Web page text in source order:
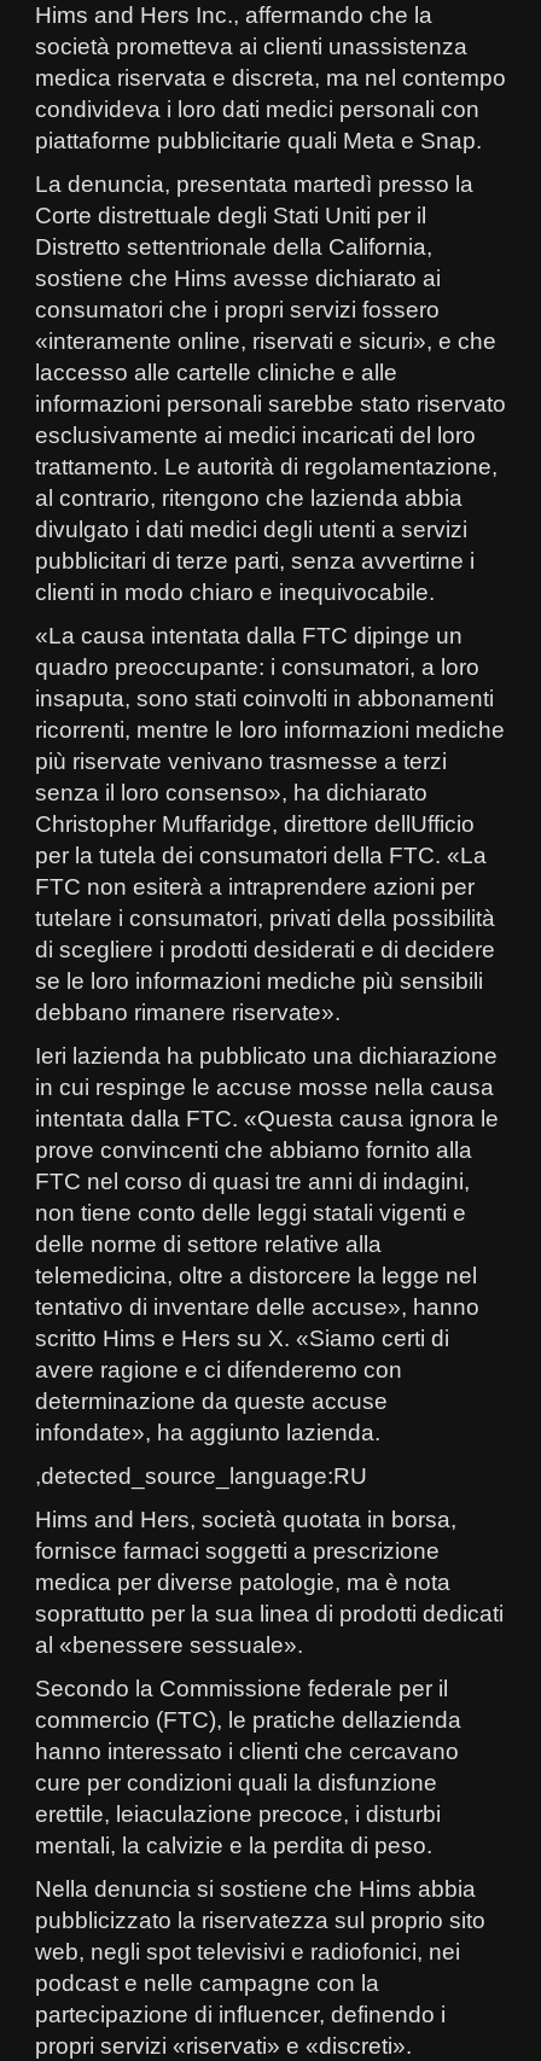
Hims and Hers Inc., affermando che la
società prometteva ai clienti unassistenza
medica riservata e discreta, ma nel contempo
condivideva i loro dati medici personali con
piattaforme pubblicitarie quali Meta e Snap.
La denuncia, presentata martedì presso la
Corte distrettuale degli Stati Uniti per il
Distretto settentrionale della California,
sostiene che Hims avesse dichiarato ai
consumatori che i propri servizi fossero
«interamente online, riservati e sicuri», e che
laccesso alle cartelle cliniche e alle
informazioni personali sarebbe stato riservato
esclusivamente ai medici incaricati del loro
trattamento. Le autorità di regolamentazione,
al contrario, ritengono che lazienda abbia
divulgato i dati medici degli utenti a servizi
pubblicitari di terze parti, senza avvertirne i
clienti in modo chiaro e inequivocabile.
«La causa intentata dalla FTC dipinge un
quadro preoccupante: i consumatori, a loro
insaputa, sono stati coinvolti in abbonamenti
ricorrenti, mentre le loro informazioni mediche
più riservate venivano trasmesse a terzi
senza il loro consenso», ha dichiarato
Christopher Muffaridge, direttore dellUfficio
per la tutela dei consumatori della FTC. «La
FTC non esiterà a intraprendere azioni per
tutelare i consumatori, privati della possibilità
di scegliere i prodotti desiderati e di decidere
se le loro informazioni mediche più sensibili
debbano rimanere riservate».
Ieri lazienda ha pubblicato una dichiarazione
in cui respinge le accuse mosse nella causa
intentata dalla FTC. «Questa causa ignora le
prove convincenti che abbiamo fornito alla
FTC nel corso di quasi tre anni di indagini,
non tiene conto delle leggi statali vigenti e
delle norme di settore relative alla
telemedicina, oltre a distorcere la legge nel
tentativo di inventare delle accuse», hanno
scritto Hims e Hers su X. «Siamo certi di
avere ragione e ci difenderemo con
determinazione da queste accuse
infondate», ha aggiunto lazienda.
,detected_source_language:RU
Hims and Hers, società quotata in borsa,
fornisce farmaci soggetti a prescrizione
medica per diverse patologie, ma è nota
soprattutto per la sua linea di prodotti dedicati
al «benessere sessuale».
Secondo la Commissione federale per il
commercio (FTC), le pratiche dellazienda
hanno interessato i clienti che cercavano
cure per condizioni quali la disfunzione
erettile, leiaculazione precoce, i disturbi
mentali, la calvizie e la perdita di peso.
Nella denuncia si sostiene che Hims abbia
pubblicizzato la riservatezza sul proprio sito
web, negli spot televisivi e radiofonici, nei
podcast e nelle campagne con la
partecipazione di influencer, definendo i
propri servizi «riservati» e «discreti».